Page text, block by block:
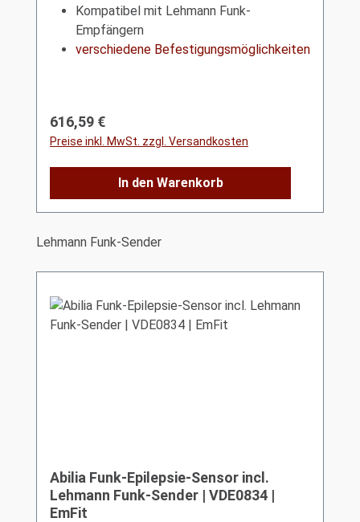
Kompatibel mit Lehmann Funk-
Empfängern
verschiedene Befestigungsmöglichkeiten
Regulärer Preis:
616,59 €
Preise inkl. MwSt. zzgl. Versandkosten
In den Warenkorb
Produktgalerie überspringen
Lehmann Funk-Sender
Abilia Funk-Epilepsie-Sensor incl.
Lehmann Funk-Sender | VDE0834 |
EmFit